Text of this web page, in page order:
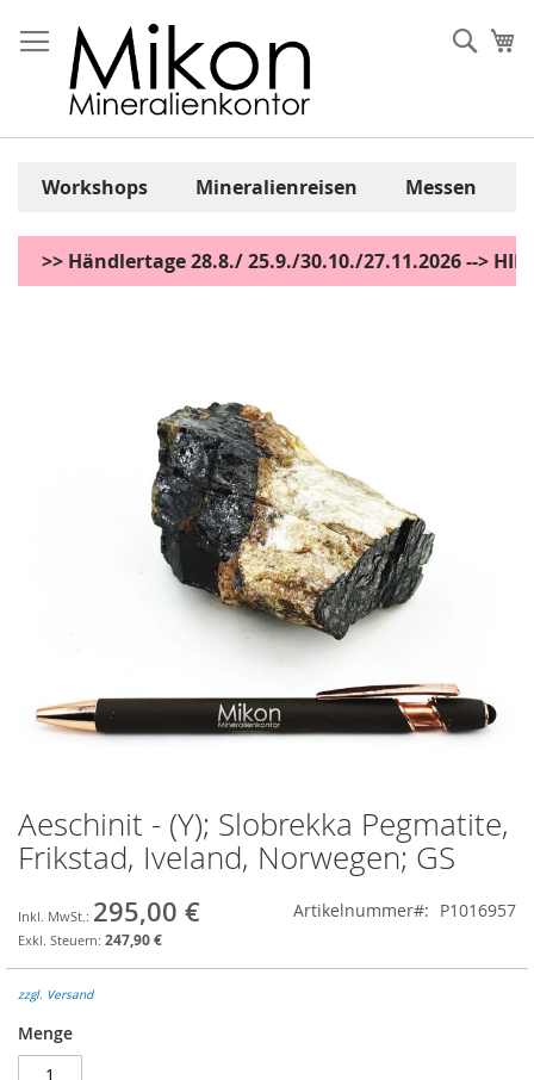
Inhalt
springen
Workshops Mineralienreisen Messen
>> Händlertage 28.8./ 25.9./30.10./27.11.2026 -->
Zum
Anfang
der
springen
Aeschinit - (Y); Slobrekka Pegmatite,
Frikstad, Iveland, Norwegen; GS
295,00 €
247,90 €
Artikelnummer P1016957
zzgl. Versand
Menge